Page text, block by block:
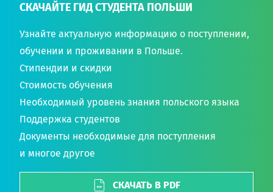
СКАЧАЙТЕ ГИД СТУДЕНТА ПОЛЬШИ
Узнайте актуальную информацию о поступлении,
обучении и проживании в Польше.
Стипендии и скидки
Стоимость обучения
Необходимый уровень знания польского языка
Поддержка студентов
Документы необходимые для поступления
и многое другое
СКАЧАТЬ В PDF